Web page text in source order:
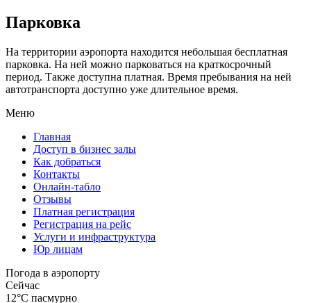
Парковка
На территории аэропорта находится небольшая бесплатная
парковка. На ней можно парковаться на краткосрочный
период. Также доступна платная. Время пребывания на ней
автотранспорта доступно уже длительное время.
Меню
Главная
Доступ в бизнес залы
Как добраться
Контакты
Онлайн-табло
Отзывы
Платная регистрация
Регистрация на рейс
Услуги и инфраструктура
Юр лицам
Погода в аэропорту
Сейчас
12°C пасмурно